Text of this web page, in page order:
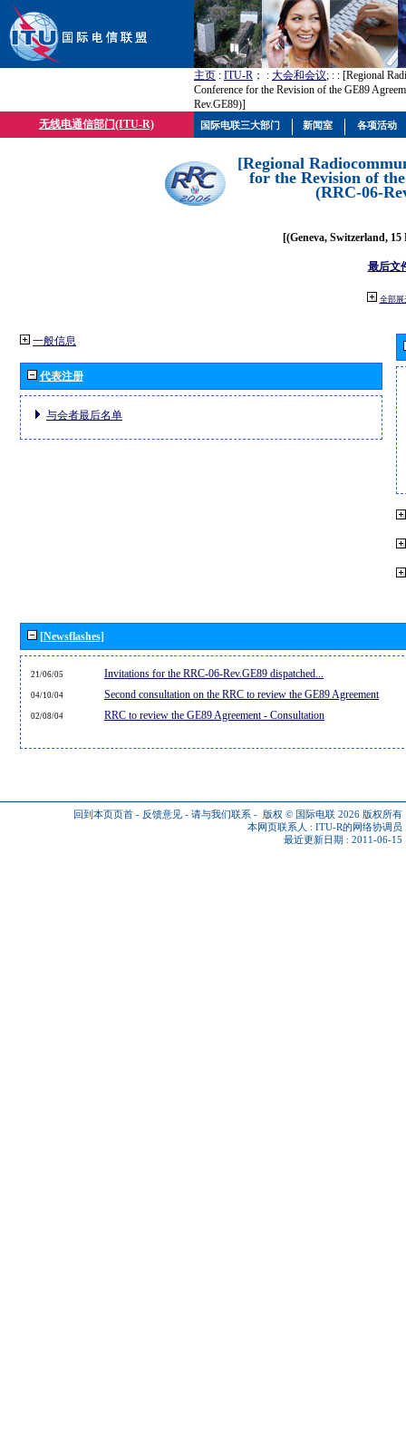
主页 : ITU-R ； : 大会和会议; : : [Regional
Conference for the Revision of the GE89
Rev.GE89)]
无线电通信部门(ITU-R)
[Regional
for the Revision of
(RRC-06-
[(Geneva, Switzerland, 15
最后文
全部展
一般信息
代表注册
与会者最后名单
[Newsflashes]
21/06/05 Invitations for the RRC-06-Rev.GE89 dispatched...
04/10/04 Second consultation on the RRC to review the GE89 Agreement
02/08/04 RRC to review the GE89 Agreement - Consultation
回到本页页首 - 反馈意见 - 请与我们联系 - 版权 © 国际电联 2026 版权所有
本网页联系人 : ITU-R的网络协调员
最近更新日期 : 2011-06-15
国际电联三大部门 新闻室 各项活动